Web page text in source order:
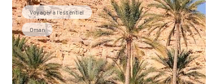
Voyager à l’essentiel
Oman